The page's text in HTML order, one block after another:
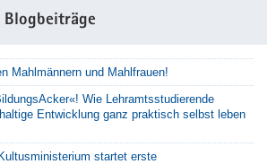
Blogbeiträge
Mahlmännern und Mahlfrauen!
Wie Lehramtsstudierende
Entwicklung ganz praktisch selbst leben
startet erste